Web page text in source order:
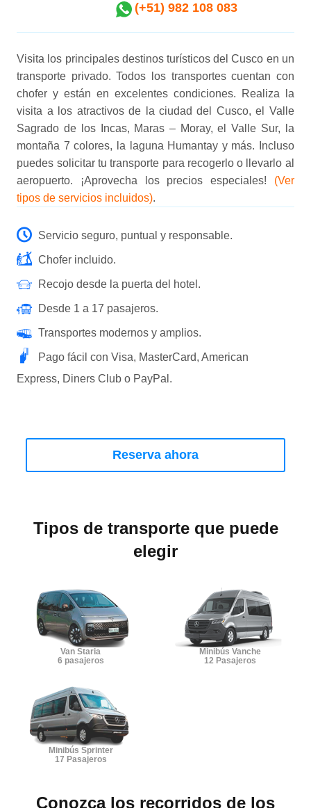
(+51) 982 108 083
Visita los principales destinos turísticos del Cusco en un
transporte privado. Todos los transportes cuentan con
chofer y están en excelentes condiciones. Realiza la
visita a los atractivos de la ciudad del Cusco, el Valle
Sagrado de los Incas, Maras – Moray, el Valle Sur, la
montaña 7 colores, la laguna Humantay y más. Incluso
puedes solicitar tu transporte para recogerlo o llevarlo al
aeropuerto. ¡Aprovecha los precios especiales! (Ver
tipos de servicios incluidos).
Servicio seguro, puntual y responsable.
Chofer incluido.
Recojo desde la puerta del hotel.
Desde 1 a 17 pasajeros.
Transportes modernos y amplios.
Pago fácil con Visa, MasterCard, American
Express, Diners Club o PayPal.
Reserva ahora
Tipos de transporte que puede
elegir
Van Staria
6 pasajeros
Minibús Vanche
12 Pasajeros
Minibús Sprinter
17 Pasajeros
Conozca los recorridos de los